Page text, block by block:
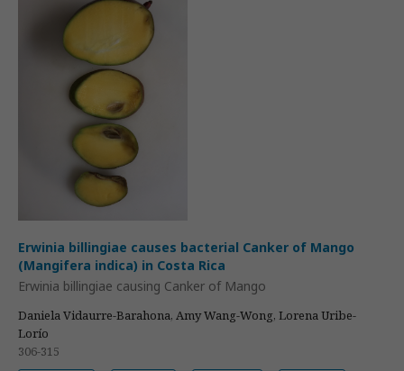
Erwinia billingiae causes bacterial Canker of Mango
(Mangifera indica) in Costa Rica
Erwinia billingiae causing Canker of Mango
Daniela Vidaurre-Barahona, Amy Wang-Wong, Lorena Uribe-
Lorío
306-315